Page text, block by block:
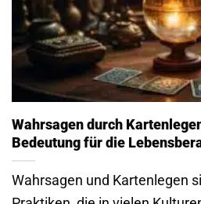
Wahrsagen durch
Bedeutung für die
Wahrsagen und Kartenlegen